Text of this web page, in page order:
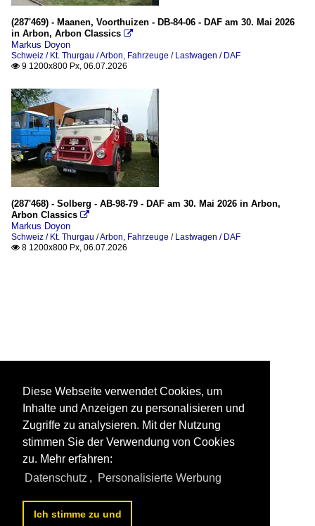
(287'469) - Maanen, Voorthuizen - DB-84-06 - DAF am 30. Mai 2026
in Arbon, Arbon Classics 
Markus Doyon
Schweiz / Kt. Thurgau / Arbon, Fahrzeuge / Lastwagen / DAF
 9 1200x800 Px, 06.07.2026
(287'468) - Solberg - AB-98-79 - DAF am 30. Mai 2026 in Arbon,
Arbon Classics 
Markus Doyon
Schweiz / Kt. Thurgau / Arbon, Fahrzeuge / Lastwagen / DAF
 8 1200x800 Px, 06.07.2026
Diese Webseite verwendet Cookies, um
Inhalte und Anzeigen zu personalisieren und
Zugriffe zu analysieren. Mit der Nutzung
stimmen Sie der Verwendung von Cookies
zu. Mehr erfahren:
Datenschutz , Personalisierte Werbung
Ich stimme zu und